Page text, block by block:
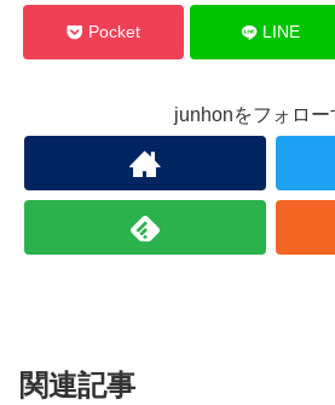
Pocket LINE
junhonをフォロー
関連記事